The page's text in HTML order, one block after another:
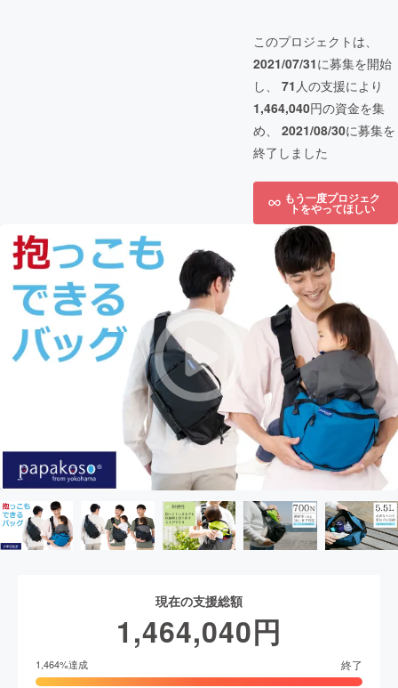
このプロジェクトは、
2021/07/31に募集を開始
し、 71 人の支援により
1,464,040円の資金を集
め、 2021/08/30に募集を
終了しました
もう一度プロジェク
トをやってほしい
現在の支援総額
1,464,040円
1,464%達成 終了